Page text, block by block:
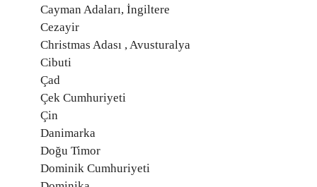
Cayman Adaları, İngiltere
Cezayir
Christmas Adası , Avusturalya
Cibuti
Çad
Çek Cumhuriyeti
Çin
Danimarka
Doğu Timor
Dominik Cumhuriyeti